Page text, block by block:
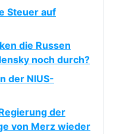
Steuer auf
die Russen
noch durch?
der NIUS-
der
von Merz wieder